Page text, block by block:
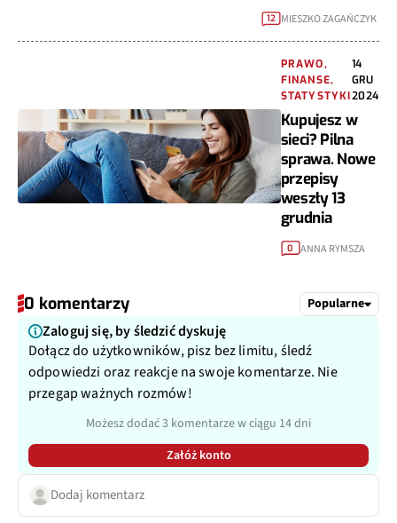
12 MIESZKO ZAGAŃCZYK
PRAWO,
FINANSE,
STATYSTYKI
14
GRU
2024
Kupujesz w
sieci? Pilna
sprawa. Nowe
przepisy
weszły 13
grudnia
0 ANNA RYMSZA
0 komentarzy Popularne
Zaloguj się, by śledzić dyskuję
Dołącz do użytkowników, pisz bez limitu, śledź
odpowiedzi oraz reakcje na swoje komentarze. Nie
przegap ważnych rozmów!
Możesz dodać 3 komentarze w ciągu 14 dni
Załóż konto
Dodaj komentarz